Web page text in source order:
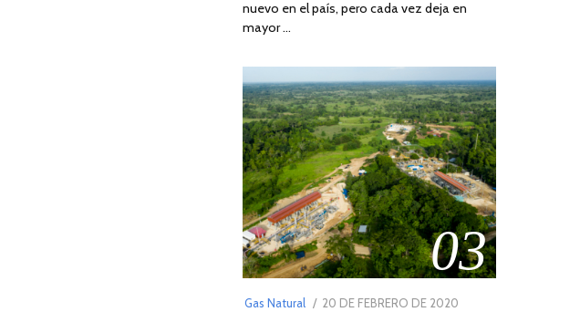
2022
nuevo en el país, pero cada vez deja en
mayor …
03
Gas Natural
POSTED
20 DE FEBRERO DE 2020